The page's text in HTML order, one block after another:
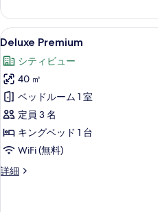
ム
の
す
べ
て
の
写
真
を
表
ス
ツ
イ
ル
ー
ム
の
詳
細
Deluxe
Premium
の
す
べ
て
の
写
真
8
Deluxe Premium
シティビュー
40 ㎡
ベッドルーム 1 室
定員 3 名
キングベッド 1 台
WiFi (無料)
詳細
Deluxe